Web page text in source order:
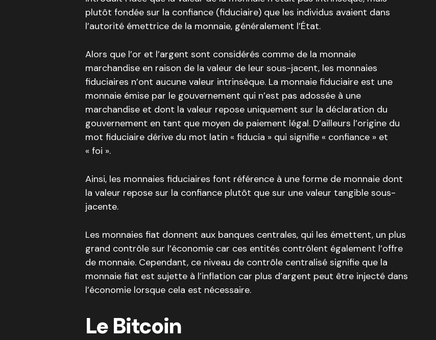
plutôt fondée sur la confiance (fiduciaire) que les individus avaient dans
l’autorité émettrice de la monnaie, généralement l’État.
Alors que l’or et l’argent sont considérés comme de la monnaie
marchandise en raison de la valeur de leur sous-jacent, les monnaies
fiduciaires n’ont aucune valeur intrinsèque. La monnaie fiduciaire est une
monnaie émise par le gouvernement qui n’est pas adossée à une
marchandise et dont la valeur repose uniquement sur la déclaration du
gouvernement en tant que moyen de paiement légal. D’ailleurs l’origine du
mot fiduciaire dérive du mot latin « fiducia » qui signifie « confiance » et
« foi ».
Ainsi, les monnaies fiduciaires font référence à une forme de monnaie dont
la valeur repose sur la confiance plutôt que sur une valeur tangible sous-
jacente.
Les monnaies fiat donnent aux banques centrales, qui les émettent, un plus
grand contrôle sur l’économie car ces entités contrôlent également l’offre
de monnaie. Cependant, ce niveau de contrôle centralisé signifie que la
monnaie fiat est sujette à l’inflation car plus d’argent peut être injecté dans
l’économie lorsque cela est nécessaire.
Le Bitcoin